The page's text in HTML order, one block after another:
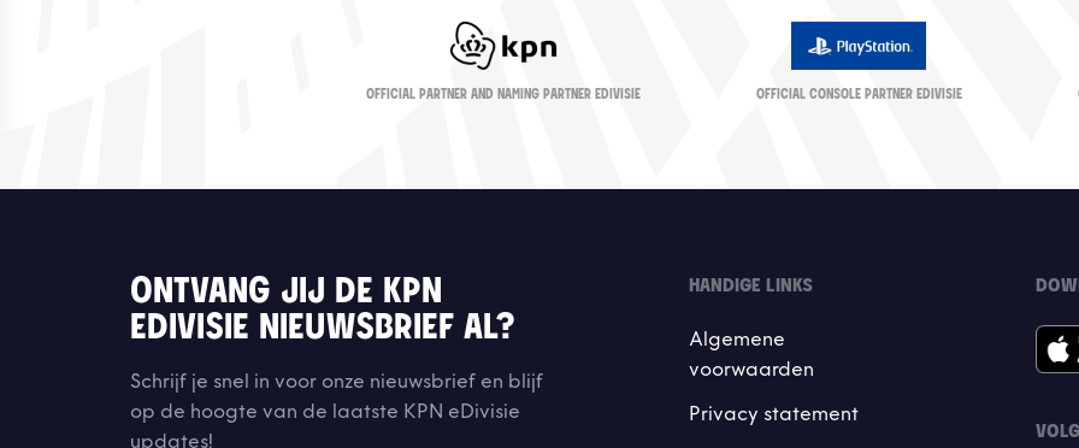
OFFICIAL PARTNER AND NAMING PARTNER EDIVISIE OFFICIAL CONSOLE PARTNER EDIVISIE
ONTVANG JIJ DE KPN
EDIVISIE NIEUWSBRIEF AL?
Schrijf je snel in voor onze nieuwsbrief en blijf
op de hoogte van de laatste KPN eDivisie
updates!
HANDIGE LINKS
Algemene
voorwaarden
Privacy statement